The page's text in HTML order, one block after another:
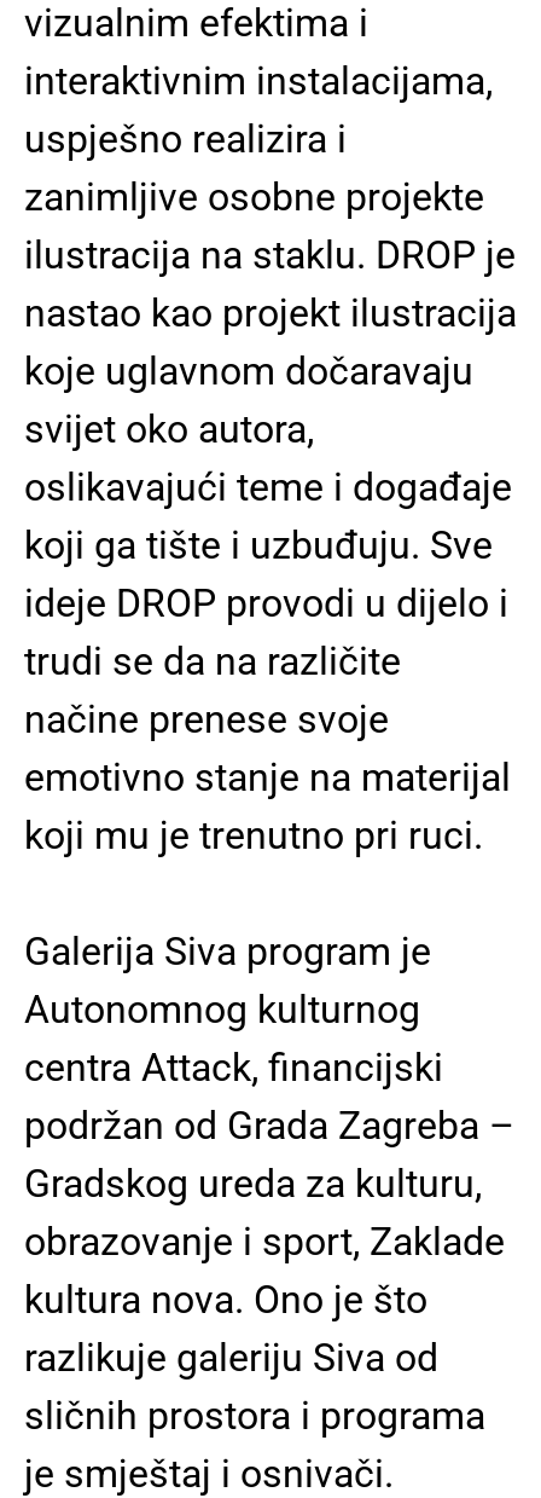
vizualnim efektima i
interaktivnim instalacijama,
uspješno realizira i
zanimljive osobne projekte
ilustracija na staklu. DROP je
nastao kao projekt ilustracija
koje uglavnom dočaravaju
svijet oko autora,
oslikavajući teme i događaje
koji ga tište i uzbuđuju. Sve
ideje DROP provodi u dijelo i
trudi se da na različite
načine prenese svoje
emotivno stanje na materijal
koji mu je trenutno pri ruci.
Galerija Siva program je
Autonomnog kulturnog
centra Attack, financijski
podržan od Grada Zagreba –
Gradskog ureda za kulturu,
obrazovanje i sport, Zaklade
kultura nova. Ono je što
razlikuje galeriju Siva od
sličnih prostora i programa
je smještaj i osnivači.